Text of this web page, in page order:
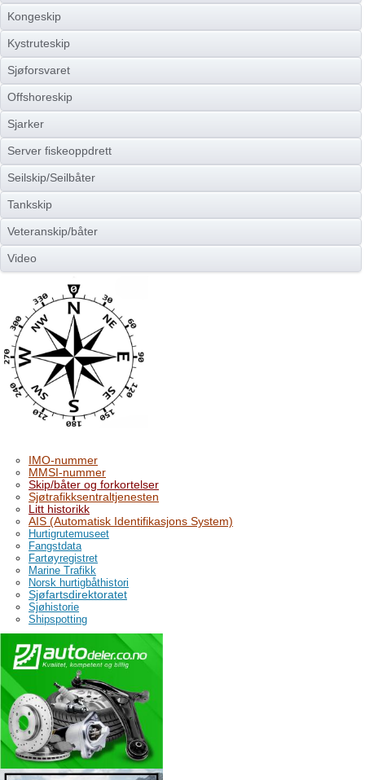
Kongeskip
Kystruteskip
Sjøforsvaret
Offshoreskip
Sjarker
Server fiskeoppdrett
Seilskip/Seilbåter
Tankskip
Veteranskip/båter
Video
IMO-nummer
MMSI-nummer
Skip/båter og forkortelser
Sjøtrafikksentraltjenesten
Litt historikk
AIS (Automatisk Identifikasjons System)
Hurtigrutemuseet
Fangstdata
Fartøyregistret
Marine Trafikk
Norsk hurtigbåthistori
Sjøfartsdirektoratet
Sjøhistorie
Shipspotting